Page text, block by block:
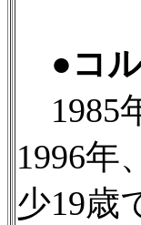
●コル
1985
1996年
少19歳